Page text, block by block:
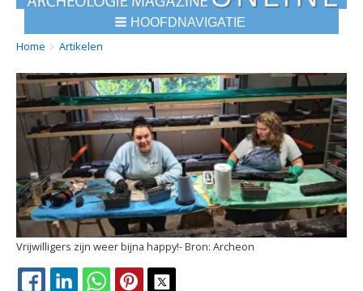
HOOFDNAVIGATIE
BREADCRUMBS
YOU
HERE:
Home Artikelen
Vrijwilligers zijn weer bijna happy! Archeon